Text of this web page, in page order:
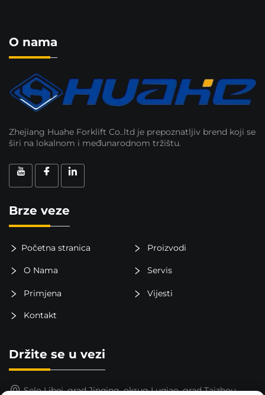
O nama
Zhejiang Huahe Forklift Co..ltd je prepoznatljiv brend koji se
širi na lokalnom i međunarodnom tržištu.
Brze veze
Početna stranica Proizvodi
O Nama Servis
Primjena Vijesti
Kontakt
Držite se u vezi
Selo Libei, grad Jinqing, okrug Luqiao, grad Taizhou,